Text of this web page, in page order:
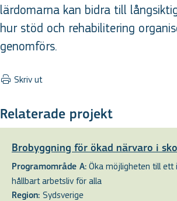
lärdomarna kan bidra till
hur stöd och rehabilitering
genomförs.
Skriv ut
Relaterade projekt
Brobyggning för ökad närvaro i
Programområde A: Öka möjligheten till ett
hållbart arbetsliv för alla
Region: Sydsverige